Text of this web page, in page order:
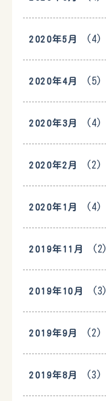
2020年5月 (4)
2020年4月 (5)
2020年3月 (4)
2020年2月 (2)
2020年1月 (4)
2019年11月 (2)
2019年10月 (3)
2019年9月 (2)
2019年8月 (3)